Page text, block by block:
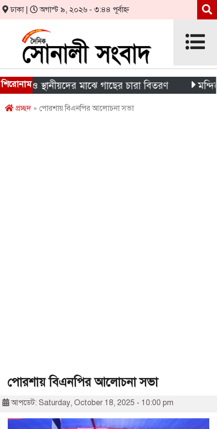
ঢাকা | অগাস্ট ৯, ২০২৬ - ৩:৪৪ পূর্বাহ্ন
শিরোনাম
ও স্থানীয়দের মাঝে গাছের চারা বিতরণ মন্দিরের
প্রচ্ছদ» পোরশায় বিএনপির আলোচনা সভা
পোরশায় বিএনপির আলোচনা সভা
আপডেট: Saturday, October 18, 2025 - 10:00 pm